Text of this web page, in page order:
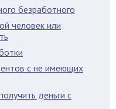
безработного
человек или
с не имеющих
деньги с